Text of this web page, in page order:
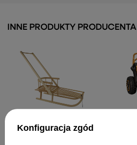
INNE PRODUKTY PRODUCENTA
Oparciem i Pchaczem Duże
Konfiguracja zgód